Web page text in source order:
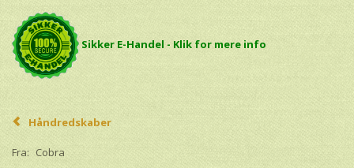
Sikker E-Handel - Klik for mere info
Håndredskaber
Fra: Cobra